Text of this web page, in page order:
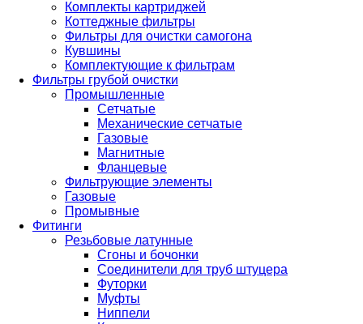
Комплекты картриджей
Коттеджные фильтры
Фильтры для очистки самогона
Кувшины
Комплектующие к фильтрам
Фильтры грубой очистки
Промышленные
Сетчатые
Механические сетчатые
Газовые
Магнитные
Фланцевые
Фильтрующие элементы
Газовые
Промывные
Фитинги
Резьбовые латунные
Сгоны и бочонки
Соединители для труб штуцера
Футорки
Муфты
Ниппели